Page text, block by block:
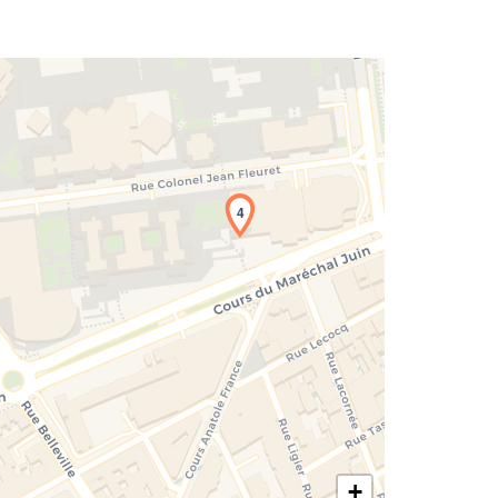
de la carte en cours...
4
+